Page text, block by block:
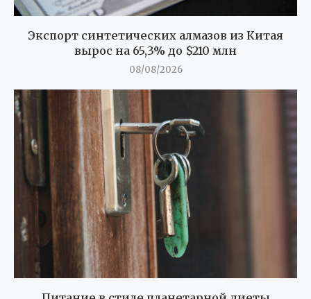
Экспорт синтетических алмазов из Китая
вырос на 65,3% до $210 млн
08/08/2026